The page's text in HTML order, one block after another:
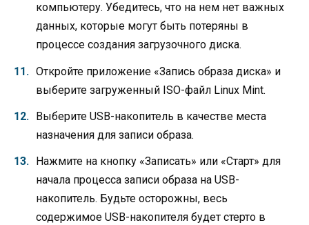
компьютеру. Убедитесь, что на нем нет важных
данных, которые могут быть потеряны в
процессе создания загрузочного диска.
Откройте приложение «Запись образа диска» и
выберите загруженный ISO-файл Linux Mint.
Выберите USB-накопитель в качестве места
назначения для записи образа.
Нажмите на кнопку «Записать» или «Старт» для
начала процесса записи образа на USB-
накопитель. Будьте осторожны, весь
содержимое USB-накопителя будет стерто в